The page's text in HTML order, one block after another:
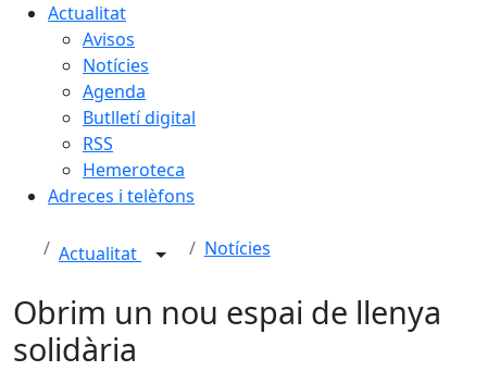
Actualitat
Avisos
Notícies
Agenda
Butlletí digital
RSS
Hemeroteca
Adreces i telèfons
Actualitat Notícies
Obrim un nou espai de llenya
solidària